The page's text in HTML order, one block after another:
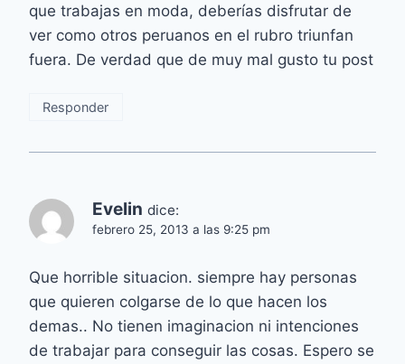
que trabajas en moda, deberías disfrutar de
ver como otros peruanos en el rubro triunfan
fuera. De verdad que de muy mal gusto tu post
Responder
Evelin dice:
febrero 25, 2013 a las 9:25 pm
Que horrible situacion. siempre hay personas
que quieren colgarse de lo que hacen los
demas.. No tienen imaginacion ni intenciones
de trabajar para conseguir las cosas. Espero se